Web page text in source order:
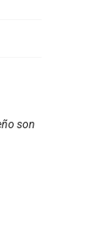
son